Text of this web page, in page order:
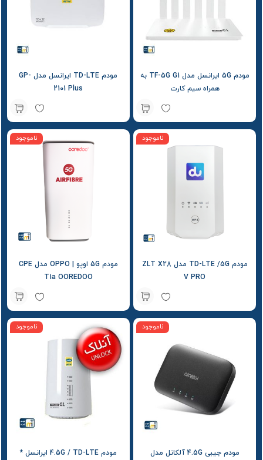
مودم 5G ایرانسل مدل TF-5G G1 به
همراه سیم کارت
مودم TD-LTE ایرانسل مدل GP-
2101 Plus
ناموجود
مودم TD-LTE /5G مدل ZLT X28
V PRO
ناموجود
مودم 5G اوپو | OPPO مدل CPE
T1a OOREDOO
ناموجود
مودم جیبی 4.5G آلکاتل مدل
ناموجود
مودم 4.5G / TD-LTE ایرانسل *